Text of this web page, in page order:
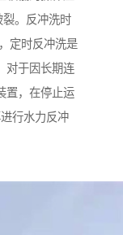
裂。反冲洗时
定时反冲洗是
对于因长期连
置，在停止运
行水力反冲